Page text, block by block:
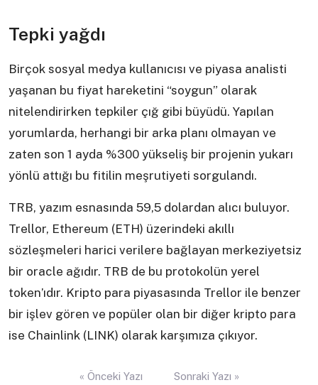
Tepki yağdı
Birçok sosyal medya kullanıcısı ve piyasa analisti
yaşanan bu fiyat hareketini “soygun” olarak
nitelendirirken tepkiler çığ gibi büyüdü. Yapılan
yorumlarda, herhangi bir arka planı olmayan ve
zaten son 1 ayda %300 yükseliş bir projenin yukarı
yönlü attığı bu fitilin meşrutiyeti sorgulandı.
TRB, yazım esnasında 59,5 dolardan alıcı buluyor.
Trellor, Ethereum (ETH) üzerindeki akıllı
sözleşmeleri harici verilere bağlayan merkeziyetsiz
bir oracle ağıdır. TRB de bu protokolün yerel
token’ıdır. Kripto para piyasasında Trellor ile benzer
bir işlev gören ve popüler olan bir diğer kripto para
ise Chainlink (LINK) olarak karşımıza çıkıyor.
« Önceki Yazı Sonraki Yazı »